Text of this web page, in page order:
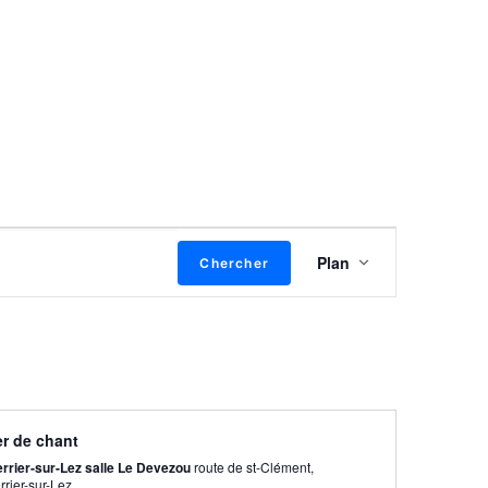
Chercher
de
vues
Plan
de chant
sur-Lez salle Le Devezouroute de st-Clément,
sur-Lez